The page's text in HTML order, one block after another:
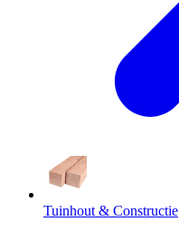
Tuinhout & Constructie